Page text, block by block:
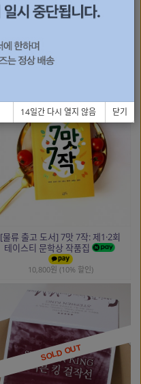
[물류 출고 도서] 묵호의 꽃 1~2
[물류 출고 도서] 7맛 7작: 제1·2회
테이스티 문학상 작품집
10,800원 (10% 할인)
SOLD OUT
14일간 다시 열지 않음 닫기